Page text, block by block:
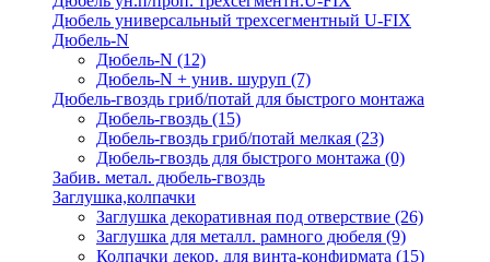
Дюбель универсальный трехсегментный U-FIX
Дюбель-N
Дюбель-N (12)
Дюбель-N + унив. шуруп (7)
Дюбель-гвоздь гриб/потай для быстрого монтажа
Дюбель-гвоздь (15)
Дюбель-гвоздь гриб/потай мелкая (23)
Дюбель-гвоздь для быстрого монтажа (0)
Забив. метал. дюбель-гвоздь
Заглушка,колпачки
Заглушка декоративная под отверствие (26)
Заглушка для металл. рамного дюбеля (9)
Колпачки декор. для винта-конфирмата (15)